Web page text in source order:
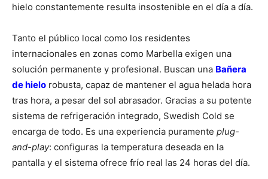
hielo constantemente resulta insostenible en el día a día.
Tanto el público local como los residentes
internacionales en zonas como Marbella exigen una
solución permanente y profesional. Buscan una Bañera
de hielo robusta, capaz de mantener el agua helada hora
tras hora, a pesar del sol abrasador. Gracias a su potente
sistema de refrigeración integrado, Swedish Cold se
encarga de todo. Es una experiencia puramente plug-
and-play: configuras la temperatura deseada en la
pantalla y el sistema ofrece frío real las 24 horas del día.